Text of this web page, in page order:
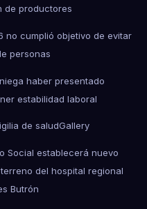
de productores
no cumplió objetivo de evitar
personas
haber presentado
estabilidad laboral
de saludGallery
Social establecerá nuevo
del hospital regional
Butrón